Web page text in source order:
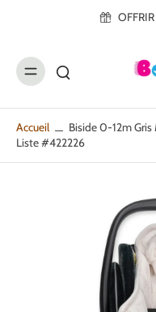
Accueil
Biside 0-12m Gris
Liste #422226